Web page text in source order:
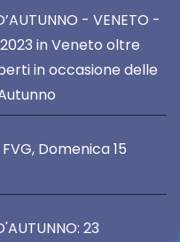
- VENETO -
in Veneto oltre
in occasione delle
FVG, Domenica 15
23